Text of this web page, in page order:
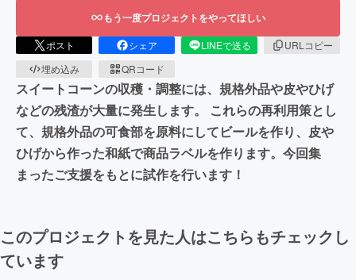
もう一度プロジェクトをやってほしい
ポスト シェア LINEで送る
URLコピー
埋め込み
QRコード
スイートコーンの収穫・調整には、規格外品や皮やひげ
などの残渣が大量に発生します。 これらの再利用策とし
て、規格外品の可食部を原料にしてビールを作り、皮や
ひげから作った和紙で商品ラベルを作ります。今回集
まったご支援をもとに試作を行います！
このプロジェクトを見た人はこちらもチェックし
ています